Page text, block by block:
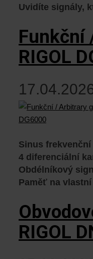
Uvidíte signály,
Funkční
RIGOL
Sinus frekvenční
4 diferenciální
Obdélníkový
Paměť na
RIGOL